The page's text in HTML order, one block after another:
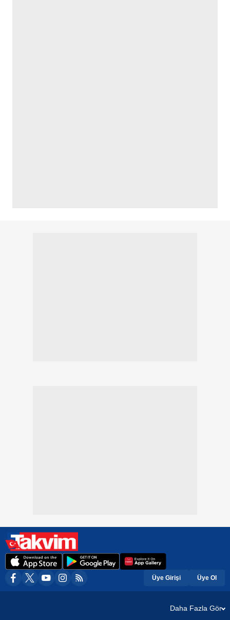
Üye Girişi Üye Ol
Daha Fazla Gör